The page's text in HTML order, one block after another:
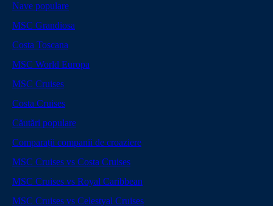
Nave populare
MSC Grandiosa
Costa Toscana
MSC World Europa
MSC Cruises
Costa Cruises
Căutări populare
Comparații companii de croaziere
MSC Cruises vs Costa Cruises
MSC Cruises vs Royal Caribbean
MSC Cruises vs Celestyal Cruises